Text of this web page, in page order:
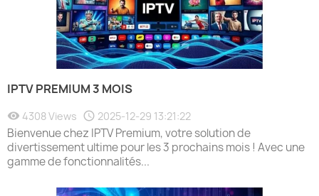
IPTV PREMIUM 3 MOIS
4308 Views 2025-12-29 13:21:22
Bienvenue chez IPTV Premium, votre solution de
divertissement ultime pour les 3 prochains mois ! Avec une
gamme de fonctionnalités...